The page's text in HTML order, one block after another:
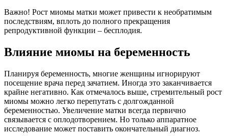
Важно! Рост миомы матки может привести к необратимым
последствиям, вплоть до полного прекращения
репродуктивной функции – бесплодия.
Влияние миомы на беременность
Планируя беременность, многие женщины игнорируют
посещение врача перед зачатием. Иногда это заканчивается
крайне негативно. Как отмечалось выше, стремительный рост
миомы можно легко перепутать с долгожданной
беременностью. Увеличение матки всегда первично
связывается с оплодотворением. Но только аппаратное
исследование может поставить окончательный диагноз.